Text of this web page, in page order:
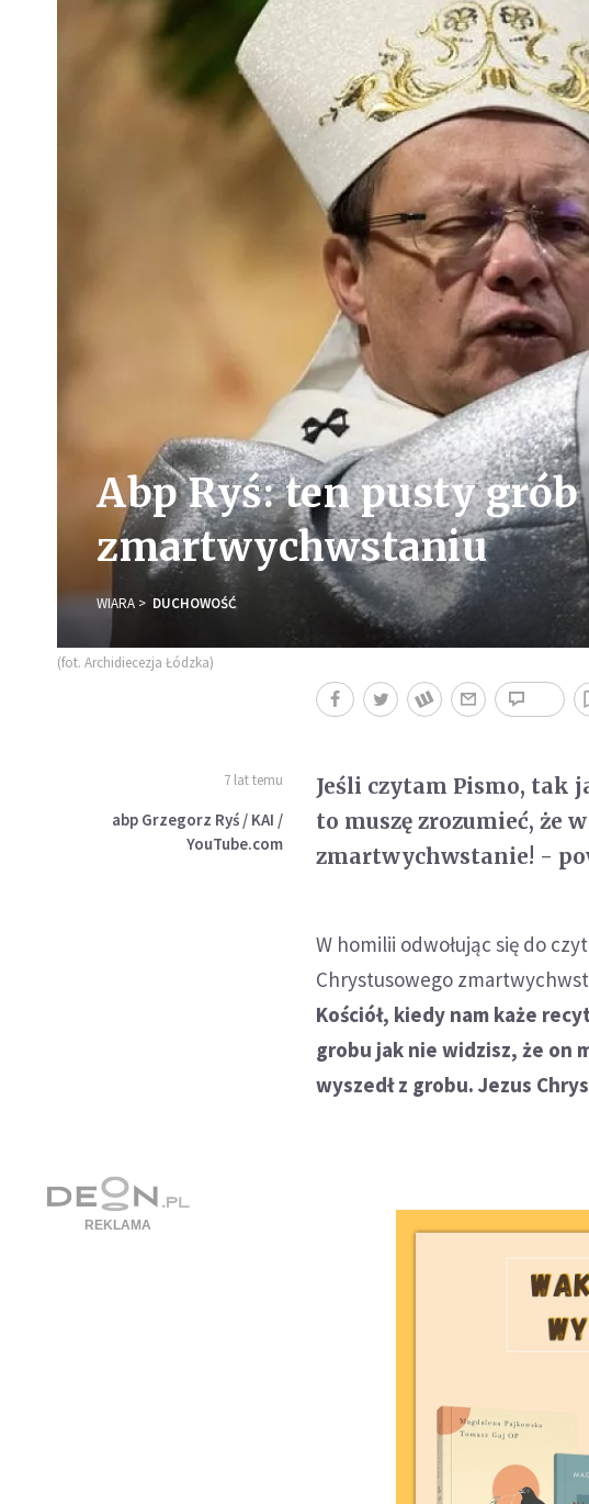
Abp Ryś: ten pusty
zmartwychwstaniu
WIARA DUCHOWOŚĆ
(fot. Archidiecezja Łódzka)
7 lat temu
abp Grzegorz Ryś / KAI /
YouTube.com
Jeśli czytam Pismo, tak
to muszę zrozumieć, że
zmartwychwstanie! -
W homilii odwołując się do
Chrystusowego
Kościół, kiedy nam każe
grobu jak nie widzisz, że on
wyszedł z grobu. Jezus